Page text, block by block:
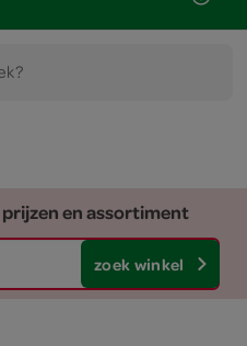
en assortiment
zoek winkel